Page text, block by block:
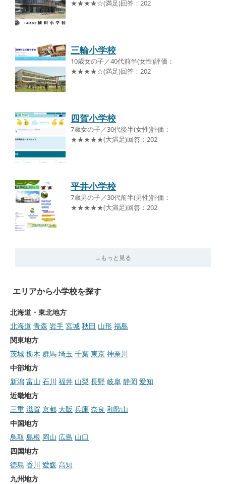
★★★★☆(満足)回答：202
三輪小学校
10歳女の子／40代前半(女性)評価：
★★★★☆(満足)回答：202
四賀小学校
7歳女の子／30代後半(女性)評価：
★★★★★(大満足)回答：202
平井小学校
7歳男の子／30代前半(男性)評価：
★★★★★(大満足)回答：202
→もっと見る
エリアから小学校を探す
北海道・東北地方
北海道 青森 岩手 宮城 秋田 山形 福島
関東地方
茨城 栃木 群馬 埼玉 千葉 東京 神奈川
中部地方
新潟 富山 石川 福井 山梨 長野 岐阜 静岡 愛知
近畿地方
三重 滋賀 京都 大阪 兵庫 奈良 和歌山
中国地方
鳥取 島根 岡山 広島 山口
四国地方
徳島 香川 愛媛 高知
九州地方